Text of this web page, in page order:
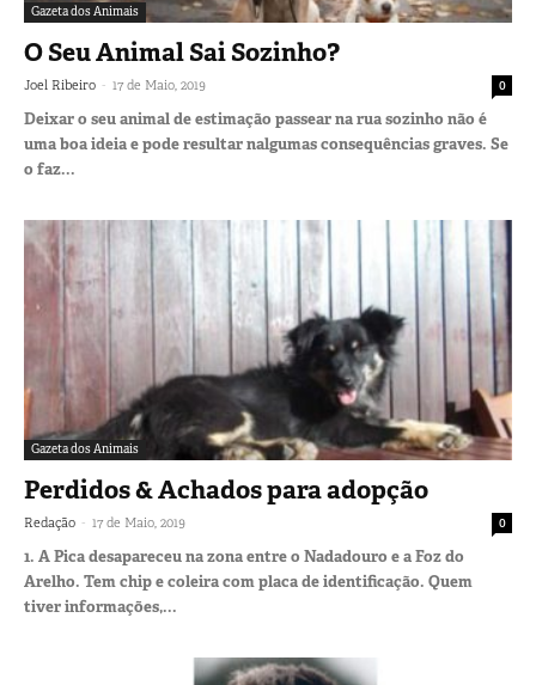
Gazeta dos Animais
O Seu Animal Sai Sozinho?
Joel Ribeiro - 17 de Maio, 2019 0
Deixar o seu animal de estimação passear na rua sozinho não é
uma boa ideia e pode resultar nalgumas consequências graves. Se
o faz...
Gazeta dos Animais
Perdidos & Achados para adopção
Redação - 17 de Maio, 2019 0
1. A Pica desapareceu na zona entre o Nadadouro e a Foz do
Arelho. Tem chip e coleira com placa de identificação. Quem
tiver informações,...